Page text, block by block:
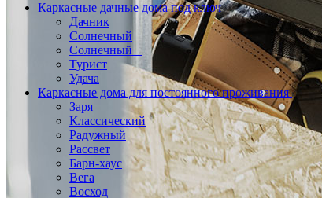
Каркасные дачные дома под ключ
Дачник
Солнечный
Солнечный +
Турист
Удача
Каркасные дома для постоянного проживания
Заря
Классический
Радужный
Рассвет
Барн-хаус
Вега
Восход